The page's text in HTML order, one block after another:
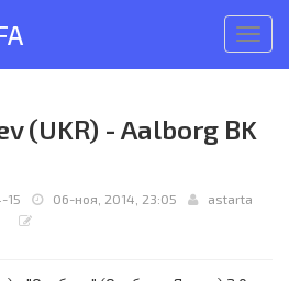
меню
(UKR) - Aalborg BK
15 06-ноя, 2014, 23:05
astarta